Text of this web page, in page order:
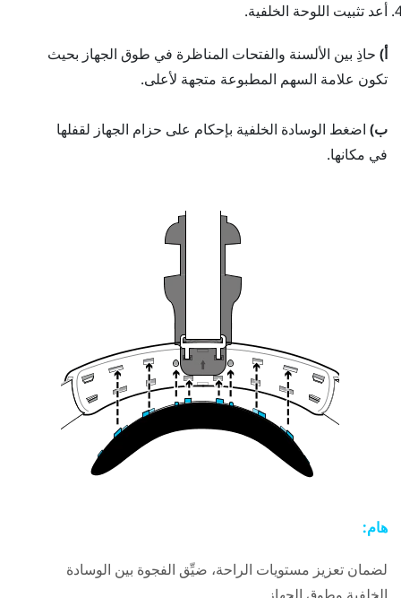
أعد تثبيت اللوحة الخلفية.
أ) حاذِ بين الألسنة والفتحات المناظرة في طوق الجهاز بحيث
تكون علامة السهم المطبوعة متجهة لأعلى.
ب) اضغط الوسادة الخلفية بإحكام على حزام الجهاز لقفلها
في مكانها.
هام:
لضمان تعزيز مستويات الراحة، ضيِّق الفجوة بين الوسادة